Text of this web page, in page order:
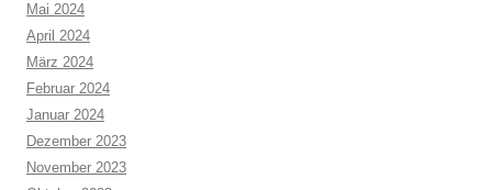
Mai 2024
April 2024
März 2024
Februar 2024
Januar 2024
Dezember 2023
November 2023